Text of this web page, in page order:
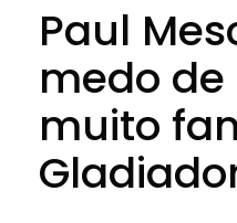
Paul
medo
muito